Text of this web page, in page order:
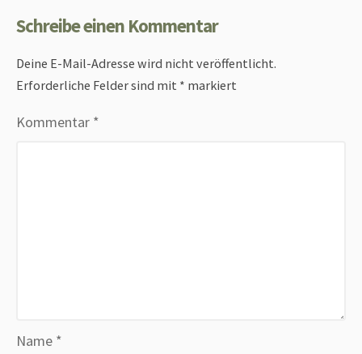
Schreibe einen Kommentar
Deine E-Mail-Adresse wird nicht veröffentlicht.
Erforderliche Felder sind mit * markiert
Kommentar *
Name *